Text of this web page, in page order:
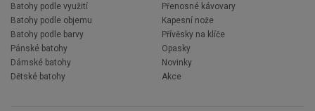
Batohy podle využití
Batohy podle objemu
Batohy podle barvy
Pánské batohy
Dámské batohy
Dětské batohy
Přenosné kávovary
Kapesní nože
Přívěsky na klíče
Opasky
Novinky
Akce